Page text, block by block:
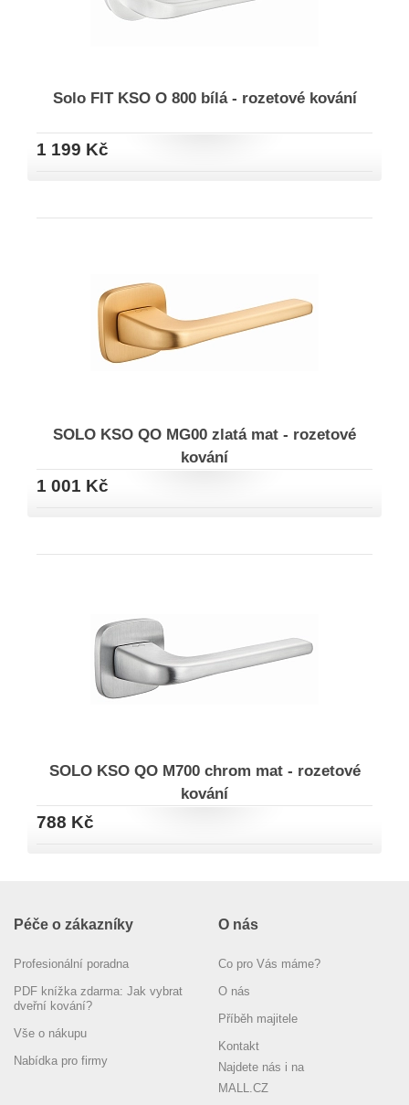
Solo FIT KSO O 800 bílá - rozetové kování
1 199 Kč
SOLO KSO QO MG00 zlatá mat - rozetové
kování
1 001 Kč
SOLO KSO QO M700 chrom mat - rozetové
kování
788 Kč
Péče o zákazníky
Profesionální poradna
PDF knížka zdarma: Jak vybrat
dveřní kování?
Vše o nákupu
Nabídka pro firmy
O nás
Co pro Vás máme?
O nás
Příběh majitele
Kontakt
Najdete nás i na
MALL.CZ